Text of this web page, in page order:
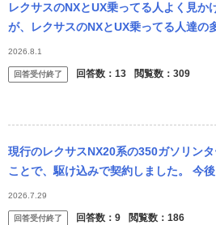
レクサスのNXとUX乗ってる人よく見か
が、レクサスのNXとUX乗ってる人達の
出しやすい高級車買うか」 って感じの
かね？ 中
2026.8.1
回答受付終了 回答数： 13 閲覧数： 309
現行のレクサスNX20系の350ガソリン
ことで、駆け込みで契約しました。 今
っていますが、どうでしょうか？車に詳
たします。
2026.7.29
回答受付終了 回答数： 9 閲覧数： 186